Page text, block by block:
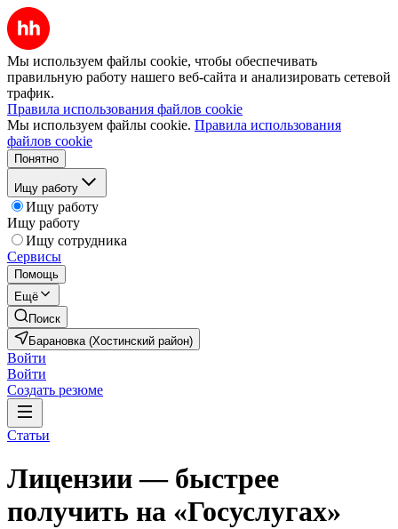
Мы используем файлы cookie, чтобы обеспечивать
правильную работу нашего веб-сайта и анализировать сетевой
трафик.
Правила использования файлов cookie
Мы используем файлы cookie. Правила использования
файлов cookie
Понятно
Ищу работу
Ищу работу
Ищу работу
Ищу сотрудника
Сервисы
Помощь
Ещё
Поиск
Барановка (Хостинский район)
Войти
Войти
Создать резюме
Статьи
Лицензии — быстрее
получить на «Госуслугах»